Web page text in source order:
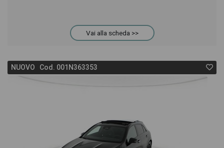
Vai alla scheda >>
NUOVO Cod. 001N363353